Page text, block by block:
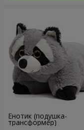
Енотик (подушка-
трансформер)